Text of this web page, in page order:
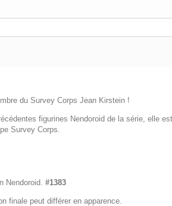
du Survey Corps Jean Kirstein !
figurines Nendoroid de la série, elle
Survey Corps.
Nendoroid. #1383
finale peut différer en apparence.